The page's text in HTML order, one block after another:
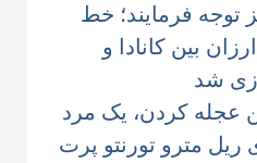
توجه فرمایند؛ خط
بین کانادا و
شد
عجله کردن، یک مرد
ریل مترو تورنتو پرت